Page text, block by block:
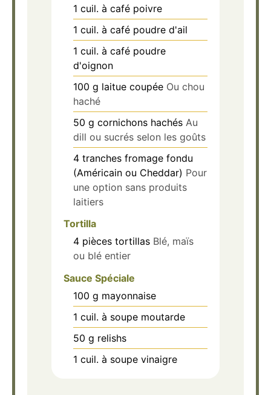
1 cuil. à café poivre
1 cuil. à café poudre d'ail
1 cuil. à café poudre
d'oignon
100 g laitue coupée Ou chou
haché
50 g cornichons hachés Au
dill ou sucrés selon les goûts
4 tranches fromage fondu
(Américain ou Cheddar) Pour
une option sans produits
laitiers
Tortilla
4 pièces tortillas Blé, maïs
ou blé entier
Sauce Spéciale
100 g mayonnaise
1 cuil. à soupe moutarde
50 g relishs
1 cuil. à soupe vinaigre